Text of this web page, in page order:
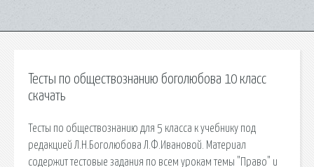
Тесты по обществознанию боголюбова 10 класс
скачать
Тесты по обществознанию для 5 класса к учебнику под
редакцией Л.Н.Боголюбова Л.Ф.Ивановой. Материал
содержит тестовые задания по всем урокам темы "Право" и